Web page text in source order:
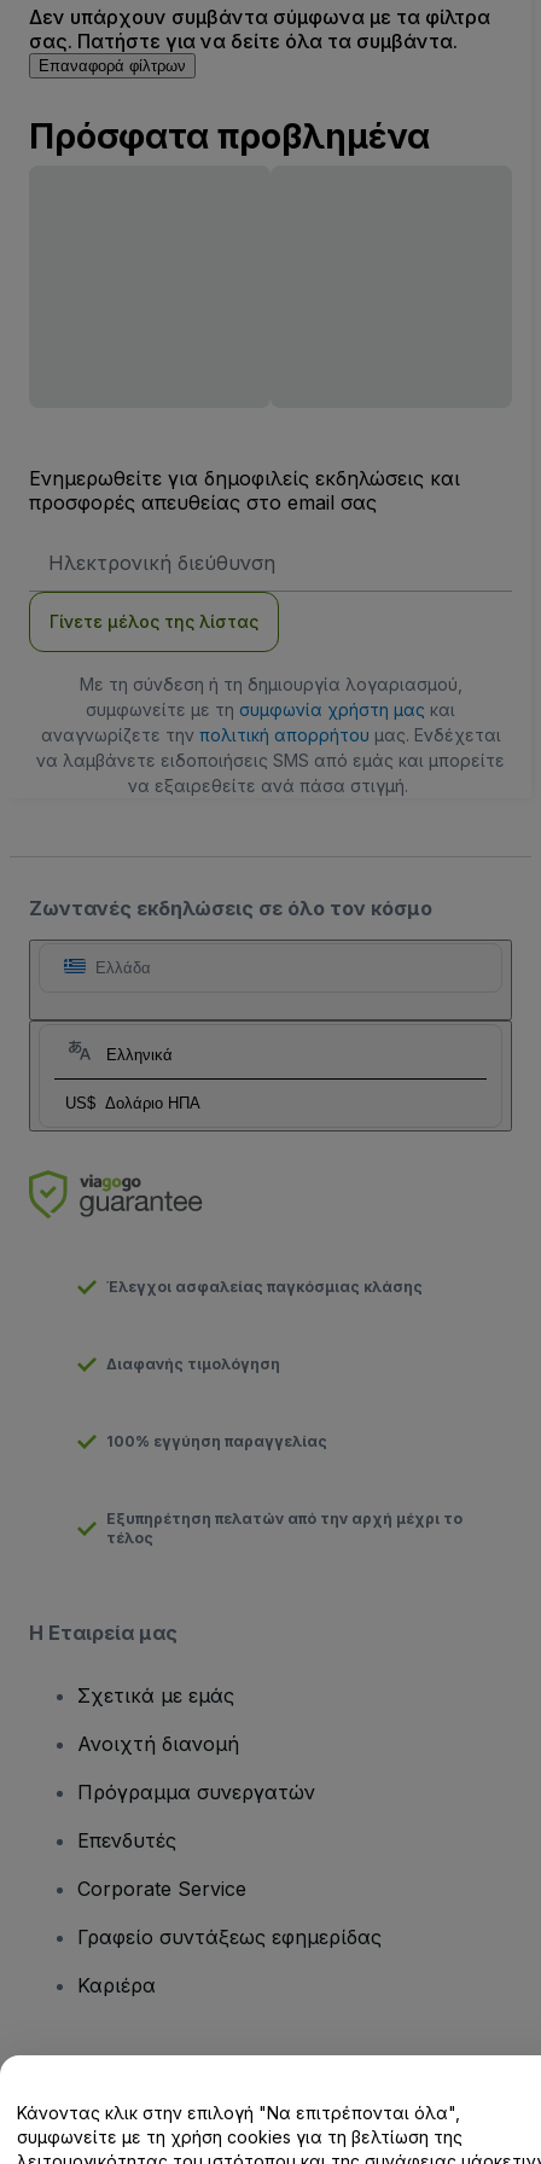
Δεν υπάρχουν συμβάντα σύμφωνα με τα φίλτρα
σας. Πατήστε για να δείτε όλα τα συμβάντα.
Επαναφορά φίλτρων
Πρόσφατα προβλημένα
Ενημερωθείτε για δημοφιλείς εκδηλώσεις και
προσφορές απευθείας στο email σας
Email
Γίνετε μέλος της λίστας
Με τη σύνδεση ή τη δημιουργία λογαριασμού,
συμφωνείτε με τη συμφωνία χρήστη μας και
αναγνωρίζετε την πολιτική απορρήτου μας. Ενδέχεται
να λαμβάνετε ειδοποιήσεις SMS από εμάς και μπορείτε
να εξαιρεθείτε ανά πάσα στιγμή.
Ζωντανές εκδηλώσεις σε όλο τον κόσμο
Ελλάδα
Ελληνικά
US$ Δολάριο ΗΠΑ
Έλεγχοι ασφαλείας παγκόσμιας κλάσης
Διαφανής τιμολόγηση
100% εγγύηση παραγγελίας
Εξυπηρέτηση πελατών από την αρχή μέχρι το
τέλος
Η Εταιρεία μας
Σχετικά με εμάς
Ανοιχτή διανομή
Πρόγραμμα συνεργατών
Επενδυτές
Corporate Service
Γραφείο συντάξεως εφημερίδας
Καριέρα
Κέντρο βοήθειας / Επικοινωνήστε μαζί μας
Κάνοντας κλικ στην επιλογή "Να επιτρέπονται όλα",
συμφωνείτε με τη χρήση cookies για τη βελτίωση της